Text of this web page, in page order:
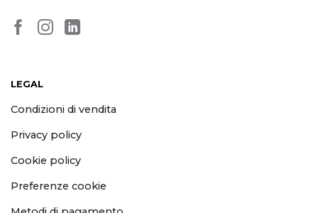
LEGAL
Condizioni di vendita
Privacy policy
Cookie policy
Preferenze cookie